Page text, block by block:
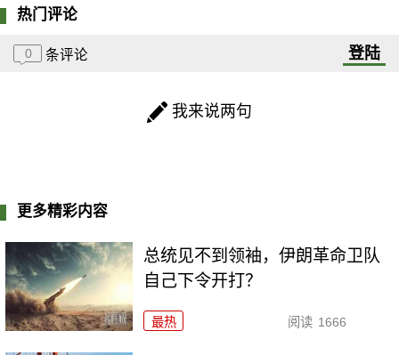
热门评论
0 条评论 登陆
我来说两句
更多精彩内容
总统见不到领袖，伊朗革命卫队
自己下令开打？
最热 阅读 1666